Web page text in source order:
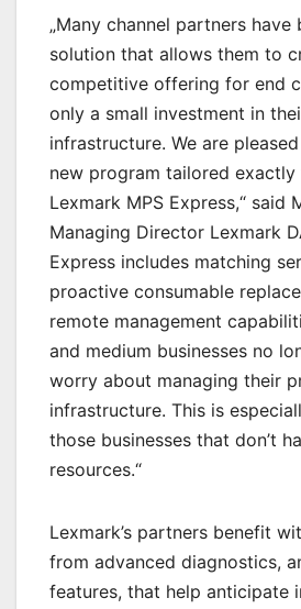
„Many channel partners have
solution that allows them to
competitive offering for end
only a small investment in
infrastructure. We are
new program tailored exactly
Lexmark MPS Express,“ said
Managing Director Lexmark
Express includes matching
proactive consumable
remote management
and medium businesses no
worry about managing their
infrastructure. This is
those businesses that don’t
resources.“
Lexmark’s partners benefit
from advanced diagnostics,
features, that help anticipate